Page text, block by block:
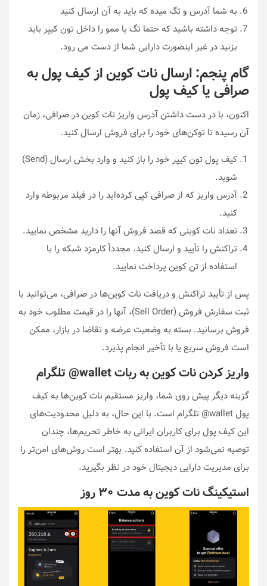
به شما آدرس و تگ میده که باید به آن ارسال کنید
توجه داشته باشید که حتما تگ یا ممو را داخل تون کیپر باید
بزنید در غیر اینصورت دارایی شما از دست می رود.
گام پنجم: ارسال نات کوین از کیف پول به
صرافی یا کیف پول
اکنون، با در دست داشتن آدرس واریز نات کوین در صرافی، زمان
آن رسیده تا توکن‌های خود را برای فروش ارسال کنید.
کیف پول تون کیپر خود را باز کنید و وارد بخش ارسال (Send)
شوید.
آدرس واریز که از صرافی کپی کرده‌اید را در فیلد مربوطه وارد
کنید.
تعداد نات کوینی که قصد فروش آنها را دارید مشخص نمایید.
تراکنش را تأیید و ارسال کنید. مجدداً کارمزد شبکه را با
استفاده از تن کوین پرداخت نمایید.
پس از تأیید تراکنش و دریافت نات کوین‌ها در صرافی، می‌توانید با
ثبت سفارش فروش (Sell Order)، آنها را در قیمت مطلوب خود به
فروش برسانید. بسته به وضعیت عرضه و تقاضا در بازار، ممکن
است فروش سریع یا با تأخیر انجام پذیرد.
واریز کردن نات کوین به ربات wallet@ تلگرام
گزینه دیگر پیش روی شما، واریز مستقیم نات کوین‌ها به کیف
پول wallet@ تلگرام است. با این حال، به دلیل محدودیت‌های
این کیف پول برای کاربران ایرانی به خاطر تحریم‌ها، چندان
توصیه نمی‌شود از آن استفاده کنید. بهتر است روش‌های امن‌تر را
برای مدیریت دارایی دیجیتال خود در نظر بگیرید.
استیکینگ نات کوین به مدت ۳۰ روز